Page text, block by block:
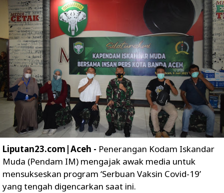
Liputan23.com|Aceh - Penerangan Kodam Iskandar
Muda (Pendam IM) mengajak awak media untuk
mensukseskan program ‘Serbuan Vaksin Covid-19’
yang tengah digencarkan saat ini.